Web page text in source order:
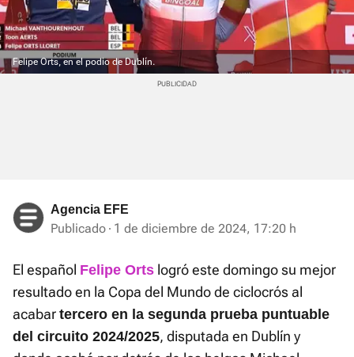
Felipe Orts, en el podio de Dublín.
Agencia EFE
Publicado 1 de diciembre de 2024, 17:20 h
El español Felipe Orts logró este domingo su mejor
resultado en la Copa del Mundo de ciclocrós al
acabar tercero en la segunda prueba puntuable
del circuito 2024/2025, disputada en Dublín y